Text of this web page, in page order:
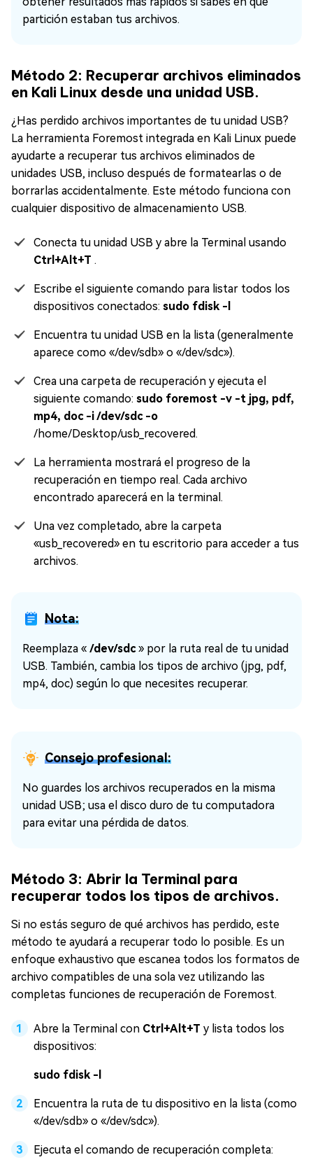
partición estaban tus archivos.
Método 2: Recuperar archivos eliminados
en Kali Linux desde una unidad USB.
¿Has perdido archivos importantes de tu unidad USB?
La herramienta Foremost integrada en Kali Linux puede
ayudarte a recuperar tus archivos eliminados de
unidades USB, incluso después de formatearlas o de
borrarlas accidentalmente. Este método funciona con
cualquier dispositivo de almacenamiento USB.
Conecta tu unidad USB y abre la Terminal usando
Ctrl+Alt+T .
Escribe el siguiente comando para listar todos los
dispositivos conectados: sudo fdisk -l
Encuentra tu unidad USB en la lista (generalmente
aparece como «/dev/sdb» o «/dev/sdc»).
Crea una carpeta de recuperación y ejecuta el
siguiente comando: sudo foremost -v -t jpg, pdf,
mp4, doc -i /dev/sdc -o
/home/Desktop/usb_recovered.
La herramienta mostrará el progreso de la
recuperación en tiempo real. Cada archivo
encontrado aparecerá en la terminal.
Una vez completado, abre la carpeta
«usb_recovered» en tu escritorio para acceder a tus
archivos.
Nota:
Reemplaza « /dev/sdc» por la ruta real de tu unidad
USB. También, cambia los tipos de archivo (jpg, pdf,
mp4, doc) según lo que necesites recuperar.
Consejo profesional:
No guardes los archivos recuperados en la misma
unidad USB; usa el disco duro de tu computadora
para evitar una pérdida de datos.
Método 3: Abrir la Terminal para
recuperar todos los tipos de archivos.
Si no estás seguro de qué archivos has perdido, este
método te ayudará a recuperar todo lo posible. Es un
enfoque exhaustivo que escanea todos los formatos de
archivo compatibles de una sola vez utilizando las
completas funciones de recuperación de Foremost.
Abre la Terminal con Ctrl+Alt+T y lista todos los
dispositivos:
sudo fdisk -l
Encuentra la ruta de tu dispositivo en la lista (como
«/dev/sdb» o «/dev/sdc»).
Ejecuta el comando de recuperación completa: